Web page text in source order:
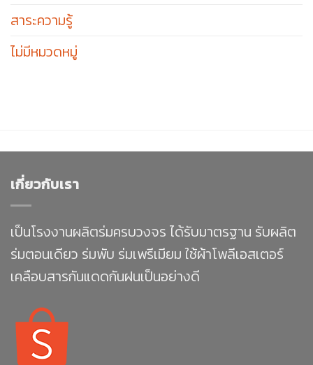
สาระความรู้
ไม่มีหมวดหมู่
เกี่ยวกับเรา
เป็นโรงงานผลิตร่มครบวงจร ได้รับมาตรฐาน รับผลิต
ร่มตอนเดียว ร่มพับ ร่มเพรีเมียม ใช้ผ้าโพลีเอสเตอร์
เคลือบสารกันแดดกันฝนเป็นอย่างดี